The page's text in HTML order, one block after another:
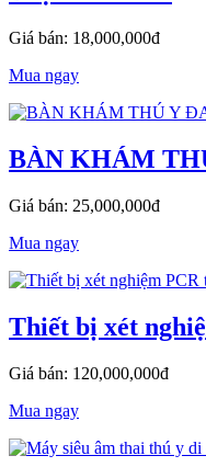
Giá bán: 18,000,000đ
Mua ngay
BÀN KHÁM
Giá bán: 25,000,000đ
Mua ngay
Thiết bị xét
Giá bán: 120,000,000đ
Mua ngay